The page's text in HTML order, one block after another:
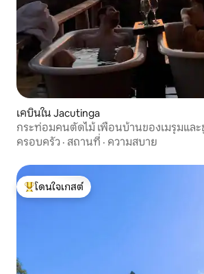
เคบินใน Jacutinga
กระท่อมคนตัดไม้ เพื่อนบ้านของเมรุมและ
ครอบครัว · สถานที่ · ความสบาย
โดนใจเกสต์ที่สุด
โดนใจเกสต์